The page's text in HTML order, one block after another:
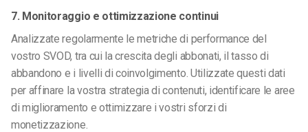
7. Monitoraggio e ottimizzazione continui
Analizzate regolarmente le metriche di performance del
vostro SVOD, tra cui la crescita degli abbonati, il tasso di
abbandono e i livelli di coinvolgimento. Utilizzate questi dati
per affinare la vostra strategia di contenuti, identificare le aree
di miglioramento e ottimizzare i vostri sforzi di
monetizzazione.